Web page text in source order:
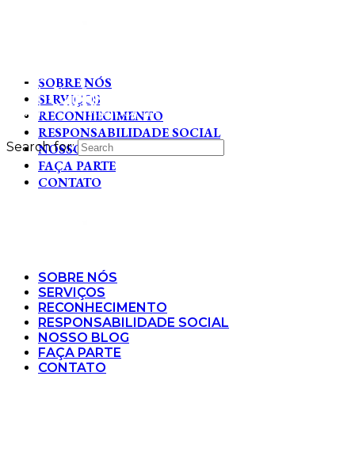
SOBRE NÓS
SERVIÇOS
RECONHECIMENTO
RESPONSABILIDADE SOCIAL
NOSSO BLOG
FAÇA PARTE
CONTATO
Search for:
SOBRE NÓS
SERVIÇOS
RECONHECIMENTO
RESPONSABILIDADE SOCIAL
NOSSO BLOG
FAÇA PARTE
CONTATO